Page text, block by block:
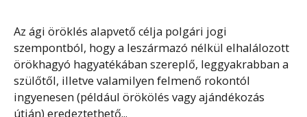
Az ági öröklés alapvető célja polgári jogi
szempontból, hogy a leszármazó nélkül elhalálozott
örökhagyó hagyatékában szereplő, leggyakrabban a
szülőtől, illetve valamilyen felmenő rokontól
ingyenesen (például örökölés vagy ajándékozás
útján) eredeztethető...